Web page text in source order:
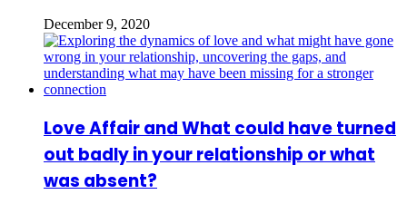
December 9, 2020
Love Affair and What could have turned
out badly in your relationship or what
was absent?